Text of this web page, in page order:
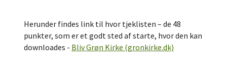
Herunder findes link til hvor tjeklisten – de 48
punkter, som er et godt sted af starte, hvor den kan
downloades - Bliv Grøn Kirke (gronkirke.dk)